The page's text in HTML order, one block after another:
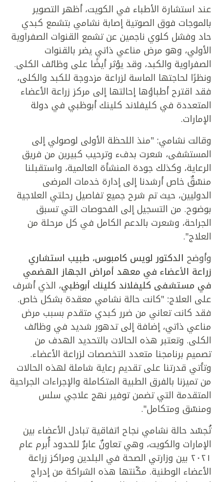
عند استشارة الأطباء في الكويت، أظهر التصوير
بالموجات فوق الصوتية إصابة نشامي بتشمع كبدي
حاد وفشل كلوي ناجمين عن تشمع القنوات الصفراوية
الأولي، وهو مرض مناعي ذاتي يضر بالقنوات
الصفراوية والكبد، وقد يؤثر أيضًا على وظائف الكلى.
ونظرًا لحاجتها الماسة لزراعة مزدوجة للكبد والكلى،
فقد اقترح أطباؤها إحالتها إلى مركز زراعة الأعضاء
المتعددة في كليفلاند كلينك أبوظبي في دولة
الإمارات.
وقالت نشامي: "منذ اللحظة الأولى لوصولي إلى
المستشفى، شعرت بدفء وترحيب كبيرين من فريق
الرعاية، وكذلك جودة المنشأة العالمية، واستقبلنا
منسّقٌ خاص أرشدنا إلى إدارة خدمات المرضى
الدوليين، حيث تم شرح جميع تفاصيل رحلتي العلاجية
بوضوح. من التسجيل إلى الفحوصات التي تسبق
الجراحة، وشعرت بالدعم الكامل في كل مرحلة من
العلاج".
وأوضح الدكتور لويس كامبوس، طبيب استشاري
زراعة الأعضاء في معهد أمراض الجهاز الهضمي
في مستشفى كليفلاند كلينك أبوظبي، الذي أشرف
على العلاج: "كانت حالة نشامي معقدة بشكل خاص.
فقد كانت تعاني من ضرر كبدي متقدم بسبب مرض
مناعي ذاتي، إضافة إلى تدهور شديد في وظائف
الكلى. وتعتبر هذه الحالات بالتحديد الهدف من
تصميم برنامجنا متعدد التخصصات لزراعة الأعضاء.
وتأتي قدرتنا على تقديم رعاية شاملة لهذه الحالات
من تميزنا بالفرق الطبية المتكاملة والإجراءات الجراحية
المتقدمة التي تضمن توفير نهج علاجي سلس
ومنسّق ومتكامل".
تُجسّد حالة نشامي نجاح اتفاقية تبادل الأعضاء بين
الإمارات والكويت، وهي تعاونٌ عابرٌ للحدود أُبرم عام
٢٠٢١ بين وزارتي الصحة في البلدين ومراكز زراعة
الأعضاء الوطنية. مكّنتها هذه الشراكة من إدراج